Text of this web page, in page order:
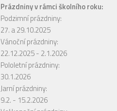
Prázdniny v rámci školního roku:
Podzimní prázdniny:
27. a 29.10.2025
Vánoční prázdniny:
22.12.2025 - 2.1.2026
Pololetní prázdniny:
30.1.2026
Jarní prázdniny:
9.2. - 15.2.2026